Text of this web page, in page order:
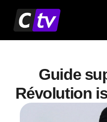
contenu
Guide
Révolution